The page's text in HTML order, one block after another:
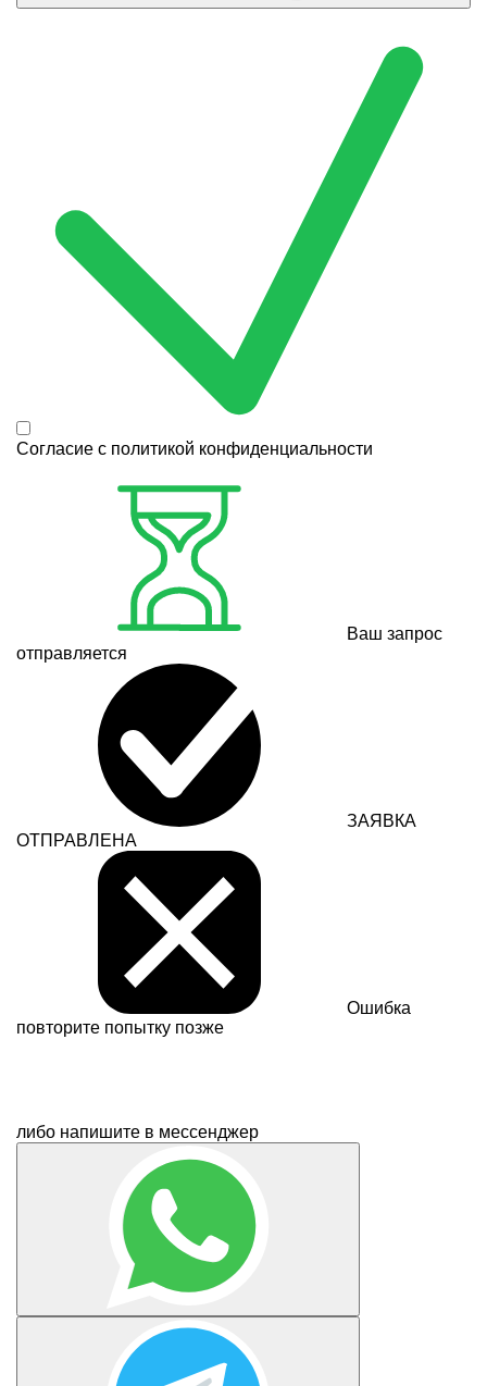
Согласие с политикой конфиденциальности
Ваш запрос
отправляется
ЗАЯВКА
ОТПРАВЛЕНА
Ошибка
повторите попытку позже
либо напишите в мессенджер